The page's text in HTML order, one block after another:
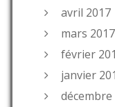
avril 2017
mars 2017
février
janvier
décembre